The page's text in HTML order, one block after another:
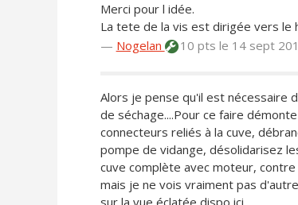
Merci pour l idée.
La tete de la vis est dirigée vers le
— Nogelan 10 pts le 14 sept
Alors je pense qu'il est nécessaire
de séchage....Pour ce faire
connecteurs reliés à la cuve,
pompe de vidange, désolidarisez
cuve complète avec moteur,
mais je ne vois vraiment pas